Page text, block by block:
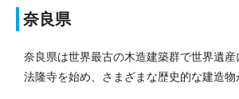
奈良県
奈良県は世界最古の木造建築群で世界遺産
法隆寺を始め、さまざまな歴史的な建造物